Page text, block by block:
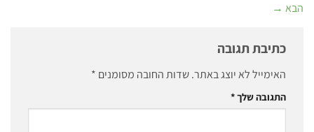
הבא →
כתיבת תגובה
האימייל לא יוצג באתר.שדות החובה מסומנים *
התגובה שלך*